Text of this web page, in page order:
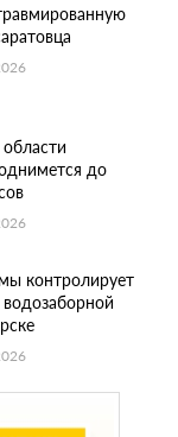
до
контролирует